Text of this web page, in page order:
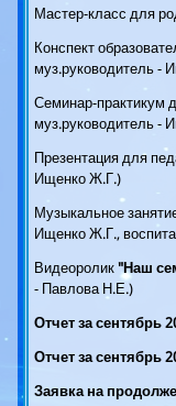
Мастер-класс для
Конспект
муз.руководитель -
Семинар-практикум
муз.руководитель -
Презентация для
Ищенко Ж.Г.)
Музыкальное
Ищенко Ж.Г.,
Видеоролик"Наш
- Павлова Н.Е.)
Отчет за сентябрь
Отчет за сентябрь
Заявка на